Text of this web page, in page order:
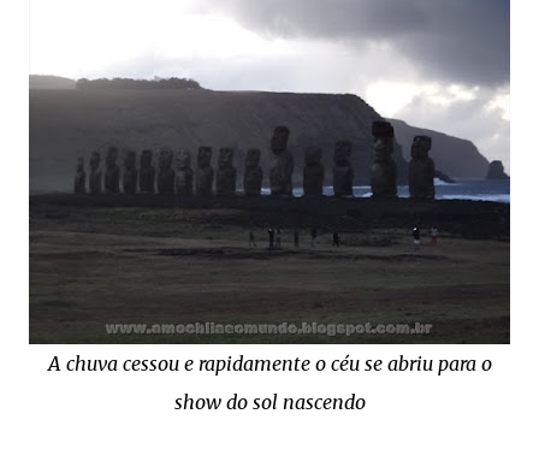
A chuva cessou e rapidamente o céu se abriu para o
show do sol nascendo